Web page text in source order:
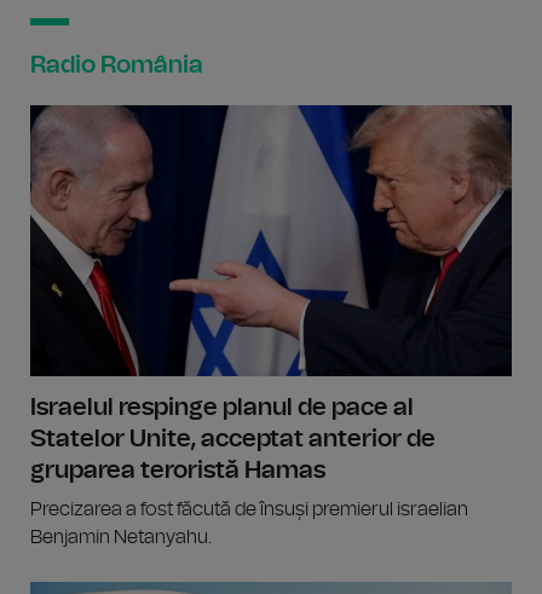
Radio România
Israelul respinge planul de pace al
Statelor Unite, acceptat anterior de
gruparea teroristă Hamas
Precizarea a fost făcută de însuși premierul israelian
Benjamin Netanyahu.